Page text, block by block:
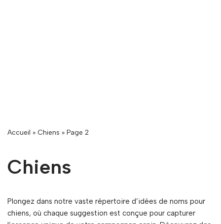
Accueil » Chiens » Page 2
Chiens
Plongez dans notre vaste répertoire d’idées de noms pour
chiens, où chaque suggestion est conçue pour capturer